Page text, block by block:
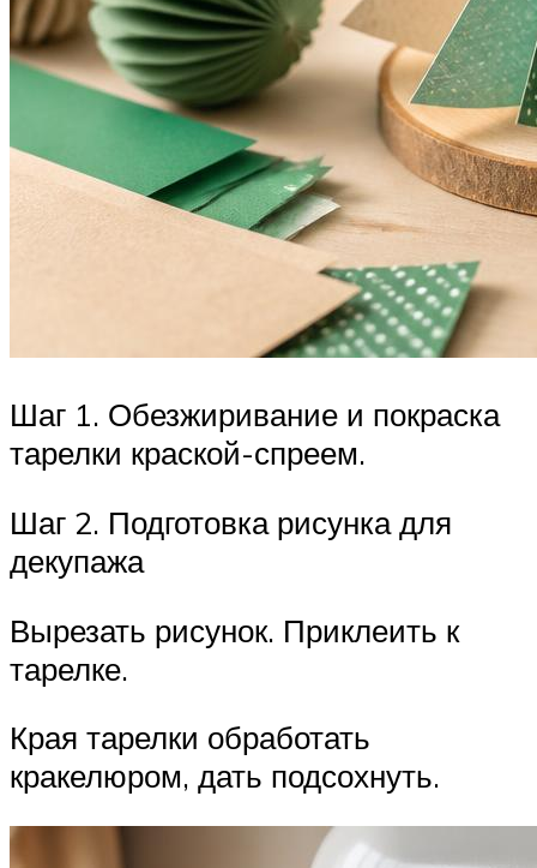
Шаг 1. Обезжиривание и покраска
тарелки краской-спреем.
Шаг 2. Подготовка рисунка для
декупажа
Вырезать рисунок. Приклеить к
тарелке.
Края тарелки обработать
кракелюром, дать подсохнуть.